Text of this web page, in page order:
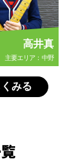
高井真
主要エリア：中野
みる